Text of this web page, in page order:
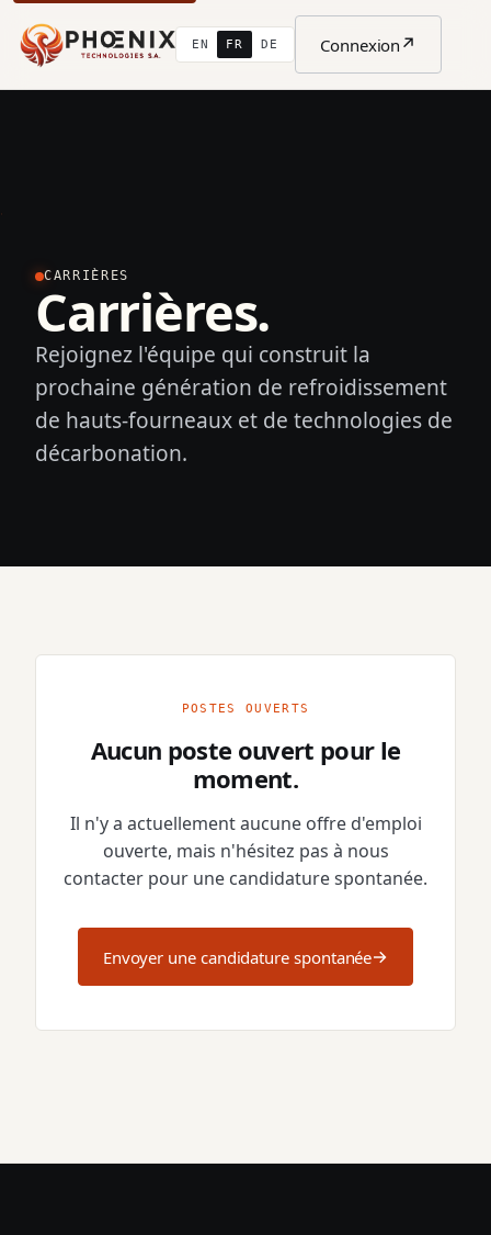
EN FR DE Connexion ↗
CARRIÈRES
Carrières.
Rejoignez l'équipe qui construit la
prochaine génération de refroidissement
de hauts-fourneaux et de technologies de
décarbonation.
POSTES OUVERTS
Aucun poste ouvert pour le
moment.
Il n'y a actuellement aucune offre d'emploi
ouverte, mais n'hésitez pas à nous
contacter pour une candidature spontanée.
Envoyer une candidature spontanée→